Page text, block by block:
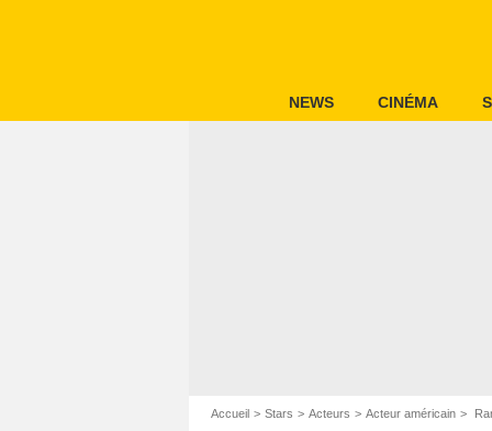
NEWS CINÉMA
Accueil Stars Acteurs Acteur américain